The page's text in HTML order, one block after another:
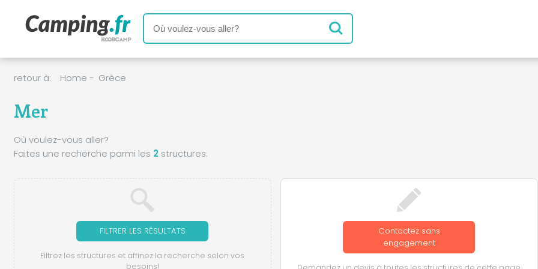
retour à: Home - Grèce
Mer
Où voulez-vous aller?
Faites une recherche parmi les 2structures.
FILTRER LES RÉSULTATS
Filtrez les structures et affinez la recherche selon vos
besoins!
Contactez sans
engagement